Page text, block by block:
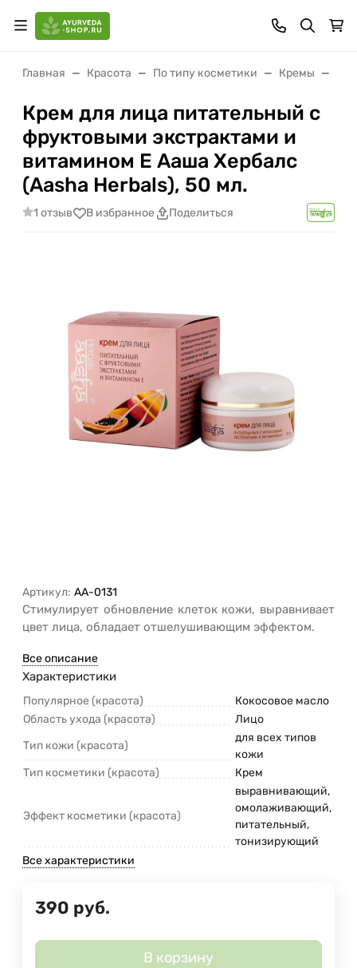
Главная Красота По типу косметики Кремы
Крем для лица питательный с
фруктовыми экстрактами и
витамином Е Ааша Хербалс
(Aasha Herbals), 50 мл.
1 отзыв В избранное Поделиться
Артикул: AA-0131
Стимулирует обновление клеток кожи, выравнивает
цвет лица, обладает отшелушивающим эффектом.
Все описание
Характеристики
Популярное (красота)
Кокосовое масло
Область ухода (красота)
Лицо
Тип кожи (красота)
для всех типов
кожи
Тип косметики (красота)
Крем
Эффект косметики (красота)
выравнивающий,
омолаживающий,
питательный,
тонизирующий
Все характеристики
390 руб.
В корзину